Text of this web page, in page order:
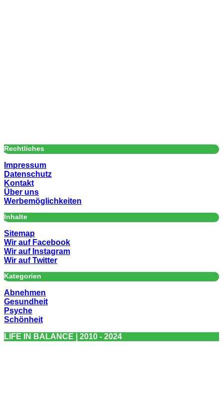
Rechtliches
Impressum
Datenschutz
Kontakt
Über uns
Werbemöglichkeiten
Inhalte
Sitemap
Wir auf Facebook
Wir auf Instagram
Wir auf Twitter
Kategorien
Abnehmen
Gesundheit
Psyche
Schönheit
LIFE IN BALANCE | 2010 - 2024